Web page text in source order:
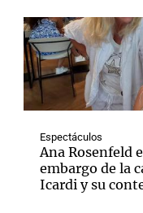
Espectáculos
Ana Rosenfeld
embargo de la
Icardi y su